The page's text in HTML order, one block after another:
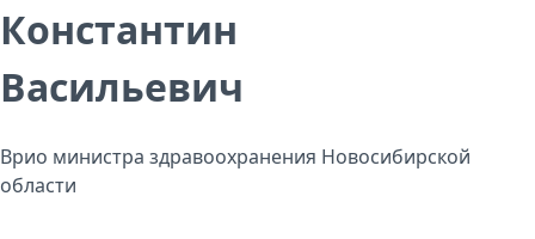
Константин
Васильевич
Врио министра здравоохранения Новосибирской
области